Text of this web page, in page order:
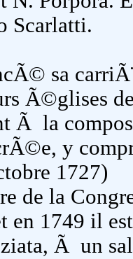
Scarlatti.
sa
Ã©glises
Ã la
y
1727)
de la
en 1749 il
Ã un